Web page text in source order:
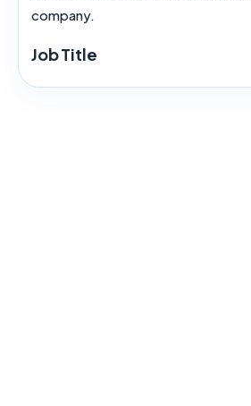
company.
Job Title